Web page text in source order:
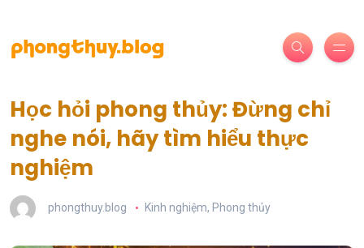
Học hỏi phong thủy: Đừng chỉ
nghe nói, hãy tìm hiểu thực
nghiệm
phongthuy.blog Kinh nghiệm, Phong thủy